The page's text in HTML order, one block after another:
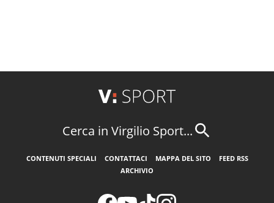
Cerca in Virgilio Sport...
CONTENUTI SPECIALI CONTATTACI MAPPA DEL SITO
FEED RSS
ARCHIVIO